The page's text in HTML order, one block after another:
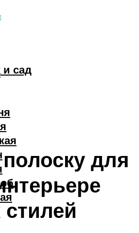
сад
для